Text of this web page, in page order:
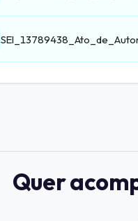
Quer